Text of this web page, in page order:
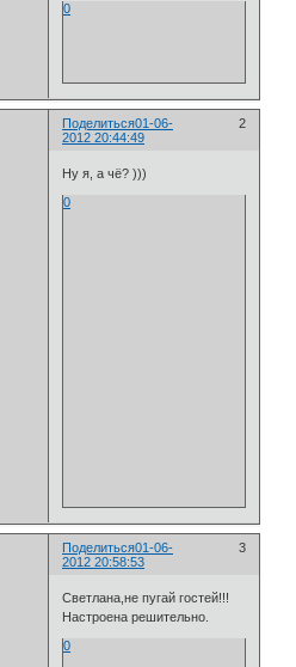
0
Поделиться 2
01-06-
2012 20:44:49
Ну я, а чё? )))
0
Поделиться 3
01-06-
2012 20:58:53
Светлана,не пугай гостей!!!
Настроена решительно.
0